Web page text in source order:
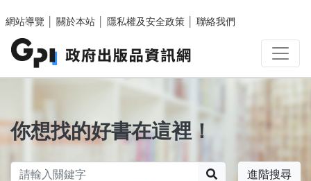
網站導覽
關於本站 隱私權及安全政策 聯絡我們
你想找的好書在這裡！
進階搜尋